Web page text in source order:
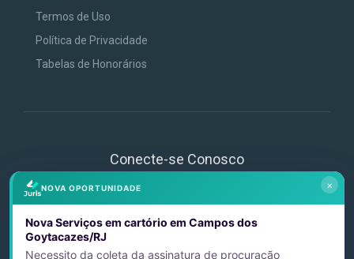
Termos de Uso
Política de Privacidade
Tabelas de Honorários
Conecte-se Conosco
×
NOVA OPORTUNIDADE
Nova Serviços em cartório em Campos dos
Goytacazes/RJ
Necessito da coleta da assinatura de procuração